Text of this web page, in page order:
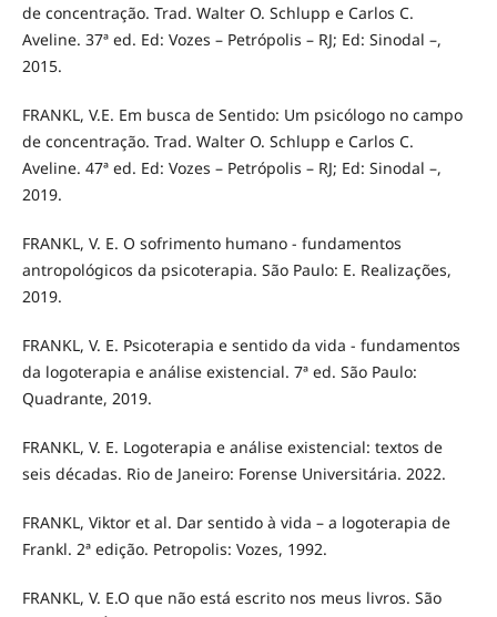
de concentração. Trad. Walter O. Schlupp e Carlos C.
Aveline. 37ª ed. Ed: Vozes – Petrópolis – RJ; Ed: Sinodal –,
2015.
FRANKL, V.E. Em busca de Sentido: Um psicólogo no campo
de concentração. Trad. Walter O. Schlupp e Carlos C.
Aveline. 47ª ed. Ed: Vozes – Petrópolis – RJ; Ed: Sinodal –,
2019.
FRANKL, V. E. O sofrimento humano - fundamentos
antropológicos da psicoterapia. São Paulo: E. Realizações,
2019.
FRANKL, V. E. Psicoterapia e sentido da vida - fundamentos
da logoterapia e análise existencial. 7ª ed. São Paulo:
Quadrante, 2019.
FRANKL, V. E. Logoterapia e análise existencial: textos de
seis décadas. Rio de Janeiro: Forense Universitária. 2022.
FRANKL, Viktor et al. Dar sentido à vida – a logoterapia de
Frankl. 2ª edição. Petropolis: Vozes, 1992.
FRANKL, V. E.O que não está escrito nos meus livros. São